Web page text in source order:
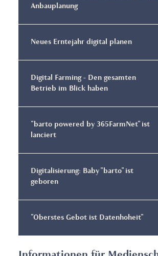
Anbauplanung
Neues Erntejahr digital planen
Digital Farming - Den gesamten
Betrieb im Blick haben
"barto powered by 365FarmNet" ist
lanciert
Digitalisierung: Baby "barto" ist
geboren
"Oberstes Gebot ist Datenhoheit"